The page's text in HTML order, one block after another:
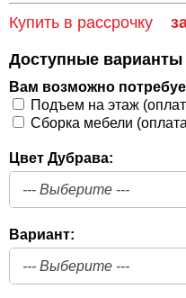
Купить в рассрочку
Доступные варианты
Вам возможно
Подъем на этаж
Сборка мебели
Цвет Дубрава:
Вариант: